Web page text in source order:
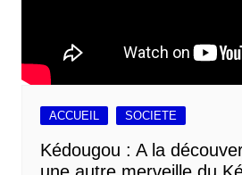
ACCUEIL SOCIETE
Kédougou : A la